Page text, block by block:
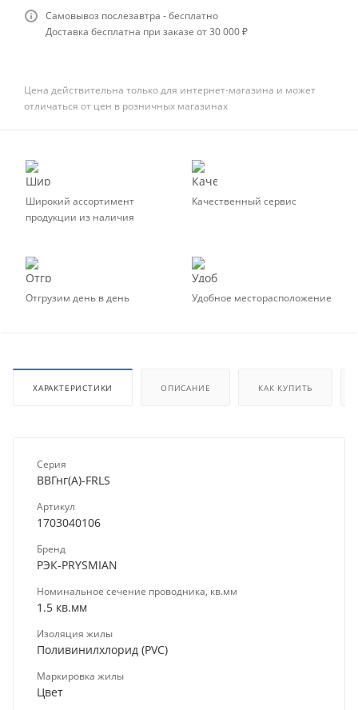
Самовывоз послезавтра - бесплатно
Доставка бесплатна при заказе от 30 000 ₽
Цена действительна только для интернет-магазина и может
отличаться от цен в розничных магазинах
Широкий ассортимент
продукции из наличия
Качественный сервис
Отгрузим день в день Удобное месторасположение
ХАРАКТЕРИСТИКИ ОПИСАНИЕ КАК КУПИТЬ
Серия
ВВГнг(А)-FRLS
Артикул
1703040106
Бренд
РЭК-PRYSMIAN
Номинальное сечение проводника, кв.мм
1.5 кв.мм
Изоляция жилы
Поливинилхлорид (PVC)
Маркировка жилы
Цвет